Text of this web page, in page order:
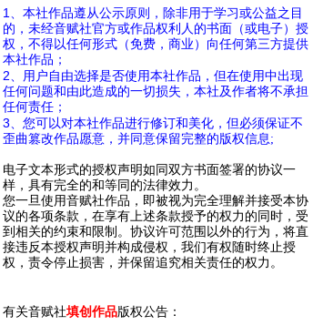
1、本社作品遵从公示原则，除非用于学习或公益之目
的，未经音赋社官方或作品权利人的书面（或电子）授
权，不得以任何形式（免费，商业）向任何第三方提供
本社作品；
2、用户自由选择是否使用本社作品，但在使用中出现
任何问题和由此造成的一切损失，本社及作者将不承担
任何责任；
3、您可以对本社作品进行修订和美化，但必须保证不
歪曲篡改作品愿意，并同意保留完整的版权信息;
电子文本形式的授权声明如同双方书面签署的协议一
样，具有完全的和等同的法律效力。
您一旦使用音赋社作品，即被视为完全理解并接受本协
议的各项条款，在享有上述条款授予的权力的同时，受
到相关的约束和限制。协议许可范围以外的行为，将直
接违反本授权声明并构成侵权，我们有权随时终止授
权，责令停止损害，并保留追究相关责任的权力。
有关音赋社填创作品版权公告：